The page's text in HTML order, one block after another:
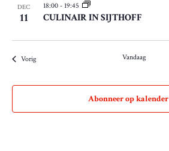
DEC
11 CULINAIR IN SIJTHOFF
18:00 - 19:45
VorigEvenementen Vandaag
Abonneer op kalender